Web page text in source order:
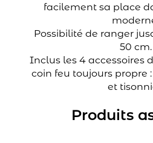
facilement sa place
Possibilité de ranger
50 cm.
Inclus les 4 accessoires
coin feu toujours propre
et
Produits